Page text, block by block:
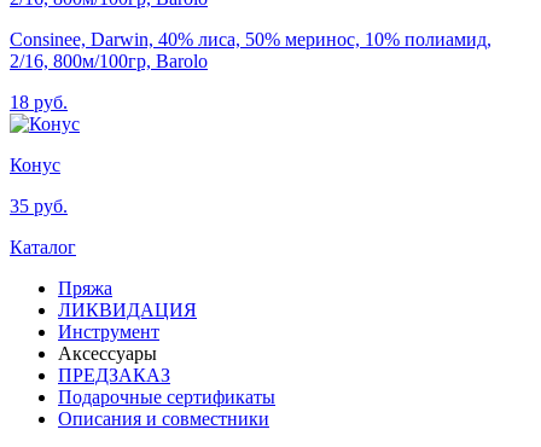
Consinee, Darwin, 40% лиса, 50% меринос, 10% полиамид,
2/16, 800м/100гр, Barolo
18 руб.
Конус
35 руб.
Каталог
Пряжа
ЛИКВИДАЦИЯ
Инструмент
Аксессуары
ПРЕДЗАКАЗ
Подарочные сертификаты
Описания и совместники